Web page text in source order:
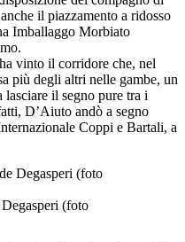
il piazzamento a ridosso
Imballaggo Morbiato
vinto il corridore che, nel
più degli altri nelle gambe, un
lasciare il segno pure tra i
D’Aiuto andò a segno
Coppi e Bartali, a
(foto